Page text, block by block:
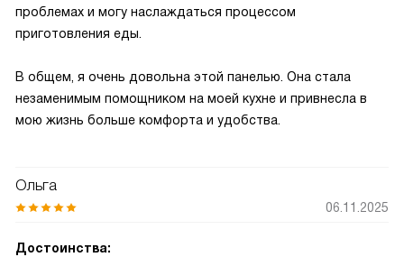
проблемах и могу наслаждаться процессом
приготовления еды.
В общем, я очень довольна этой панелью. Она стала
незаменимым помощником на моей кухне и привнесла в
мою жизнь больше комфорта и удобства.
Ольга
06.11.2025
Достоинства: